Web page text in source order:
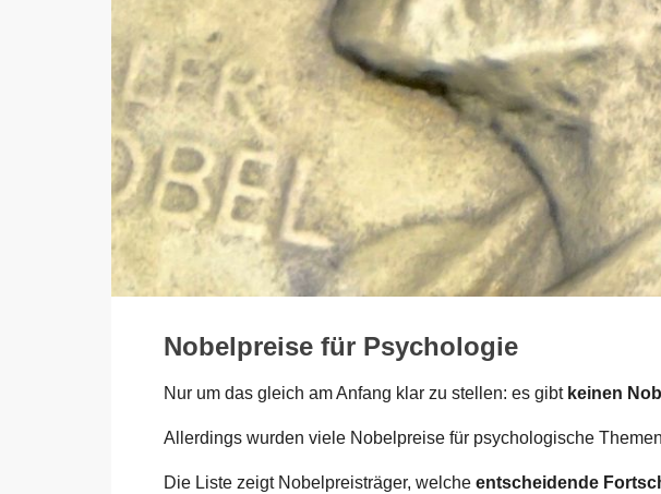
Nobelpreise für Psychologie
Nur um das gleich am Anfang klar zu stellen: es gibt keinen
Allerdings wurden viele Nobelpreise für psychologische
Die Liste zeigt Nobelpreisträger, welche entscheidende